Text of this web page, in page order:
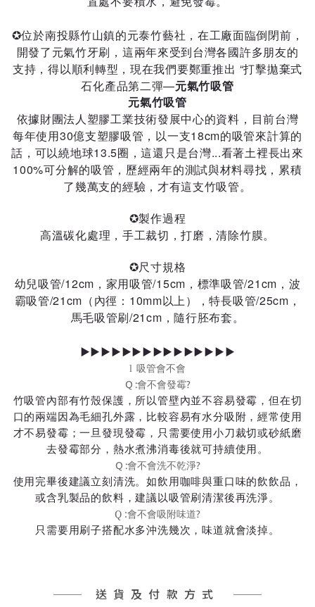
✪位於南投縣竹山鎮的元泰竹藝社，在工廠面臨倒閉前，
開發了元氣竹牙刷，這兩年來受到台灣各國許多朋友的
支持，得以順利轉型，現在我們要鄭重推出 “打擊拋棄式
石化產品第二彈—元氣竹吸管
元氣竹吸管
依據財團法人塑膠工業技術發展中心的資料，目前台灣
每年使用30億支塑膠吸管，以一支18cm的吸管來計算的
話，可以繞地球13.5圈，這還只是台灣...看著土裡長出來
100%可分解的吸管，歷經兩年的測試與材料尋找，累積
了幾萬支的經驗，才有這支竹吸管。
✪製作過程
高溫碳化處理，手工裁切，打磨，清除竹膜。
✪尺寸規格
幼兒吸管/12cm，家用吸管/15cm，標準吸管/21cm，波
霸吸管/21cm（內徑：10mm以上），特長吸管/25cm，
馬毛吸管刷/21cm，隨行胚布套。
▶▶▶▶▶▶▶▶▶▶▶▶▶▶▶
l 吸管會不會
Q :會不會發霉?
竹吸管內部有竹殼保護，所以管壁內並不容易發霉，但在切
口的兩端因為毛細孔外露，比較容易有水分吸附，經常使用
才不易發霉；一旦發現發霉，只需要使用小刀裁切或砂紙磨
去發霉部分，熱水煮沸消毒後就可持續使用。
Q :會不會洗不乾淨?
使用完畢後建議立刻清洗。如飲用咖啡與重口味的飲飲品，
或含乳製品的飲料，建議以吸管刷清潔後再洗淨。
Q :會不會吸附味道?
只需要用刷子搭配水多沖洗幾次，味道就會淡掉。
送貨及付款方式